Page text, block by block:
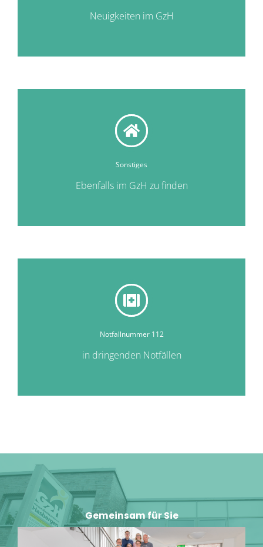
Neuigkeiten im GzH
Sonstiges
Ebenfalls im GzH zu finden
Notfallnummer 112
in dringenden Notfällen
Gemeinsam für Sie